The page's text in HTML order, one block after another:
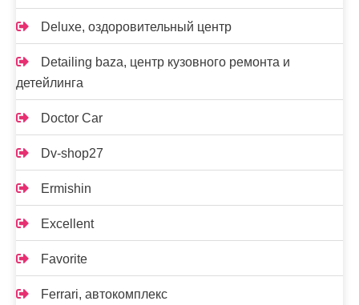
Deluxe, оздоровительный центр
Detailing baza, центр кузовного ремонта и
детейлинга
Doctor Car
Dv-shop27
Ermishin
Excellent
Favorite
Ferrari, автокомплекс